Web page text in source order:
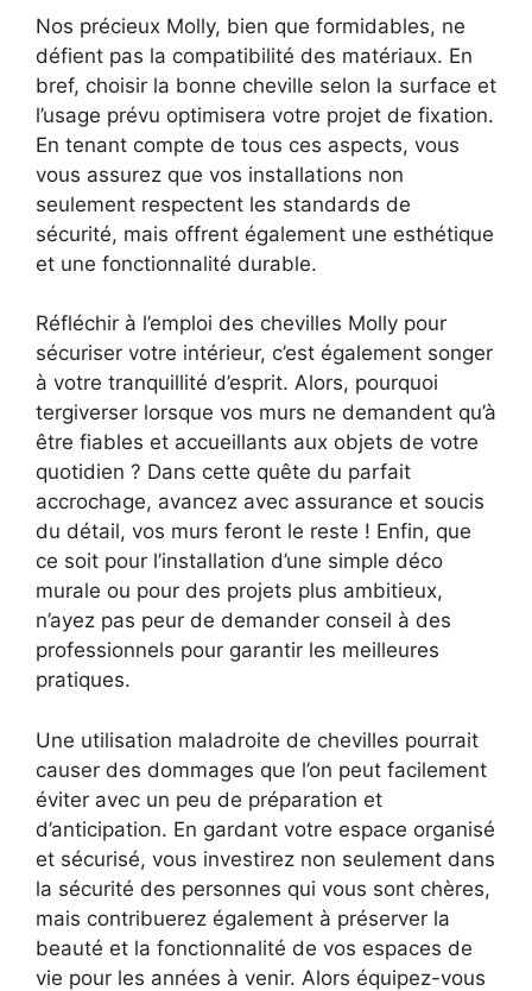
Nos précieux Molly, bien que formidables, ne
défient pas la compatibilité des matériaux. En
bref, choisir la bonne cheville selon la surface et
l’usage prévu optimisera votre projet de fixation.
En tenant compte de tous ces aspects, vous
vous assurez que vos installations non
seulement respectent les standards de
sécurité, mais offrent également une esthétique
et une fonctionnalité durable.
Réfléchir à l’emploi des chevilles Molly pour
sécuriser votre intérieur, c’est également songer
à votre tranquillité d’esprit. Alors, pourquoi
tergiverser lorsque vos murs ne demandent qu’à
être fiables et accueillants aux objets de votre
quotidien ? Dans cette quête du parfait
accrochage, avancez avec assurance et soucis
du détail, vos murs feront le reste ! Enfin, que
ce soit pour l’installation d’une simple déco
murale ou pour des projets plus ambitieux,
n’ayez pas peur de demander conseil à des
professionnels pour garantir les meilleures
pratiques.
Une utilisation maladroite de chevilles pourrait
causer des dommages que l’on peut facilement
éviter avec un peu de préparation et
d’anticipation. En gardant votre espace organisé
et sécurisé, vous investirez non seulement dans
la sécurité des personnes qui vous sont chères,
mais contribuerez également à préserver la
beauté et la fonctionnalité de vos espaces de
vie pour les années à venir. Alors équipez-vous